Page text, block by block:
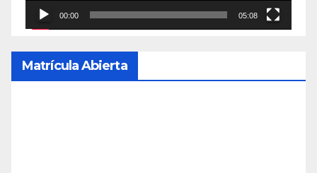
00:00 05:08
Matrícula Abierta